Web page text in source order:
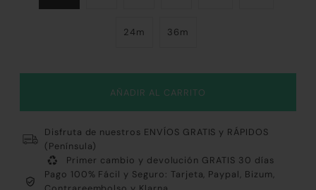
24m 36m
Disfruta de nuestros ENVÍOS GRATIS y RÁPIDOS
(Península)
Primer cambio y devolución GRATIS 30 días
Pago 100% Fácil y Seguro: Tarjeta, Paypal, Bizum,